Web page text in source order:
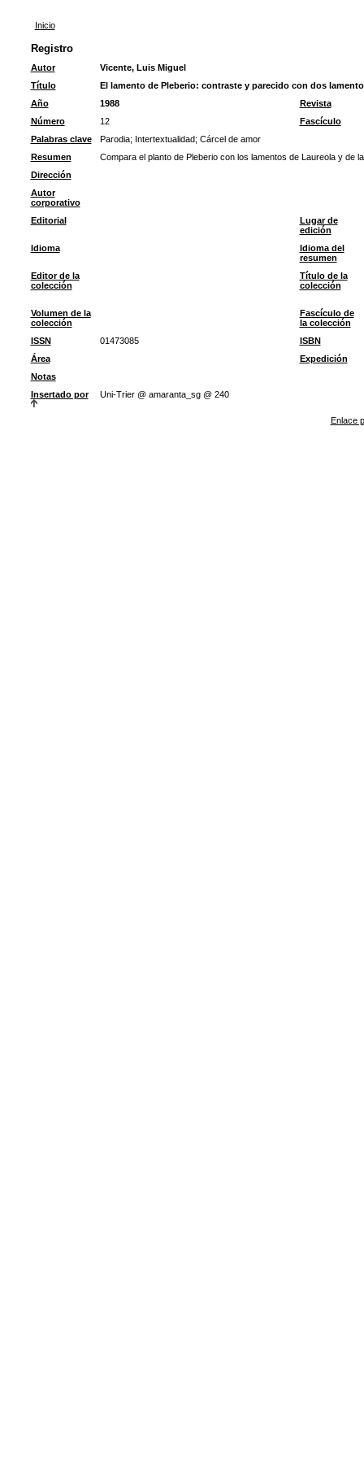
Inicio
Registro
Autor
Vicente, Luis Miguel
Título
El lamento de Pleberio: contraste y parecido con dos
Año
1988
Revista
Número
12
Fascículo
Palabras clave
Parodia; Intertextualidad; Cárcel de amor
Resumen
Compara el planto de Pleberio con los lamentos de Laureola y de
Dirección
Autor
corporativo
Editorial
Lugar de
edición
Idioma
Idioma del
resumen
Editor de la
colección
Título de la
colección
Volumen de la
colección
Fascículo de
la colección
ISSN
01473085
ISBN
Área
Expedición
Notas
Insertado por
Uni-Trier @ amaranta_sg @ 240
Enlace